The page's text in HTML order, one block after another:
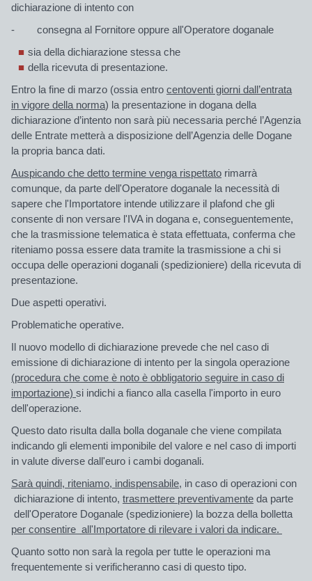
dichiarazione di intento con
- consegna al Fornitore oppure all'Operatore doganale
sia della dichiarazione stessa che
della ricevuta di presentazione.
Entro la fine di marzo (ossia entro centoventi giorni dall’entrata
in vigore della norma) la presentazione in dogana della
dichiarazione d’intento non sarà più necessaria perché l’Agenzia
delle Entrate metterà a disposizione dell’Agenzia delle Dogane
la propria banca dati.
Auspicando che detto termine venga rispettato rimarrà
comunque, da parte dell'Operatore doganale la necessità di
sapere che l'Importatore intende utilizzare il plafond che gli
consente di non versare l'IVA in dogana e, conseguentemente,
che la trasmissione telematica è stata effettuata, conferma che
riteniamo possa essere data tramite la trasmissione a chi si
occupa delle operazioni doganali (spedizioniere) della ricevuta di
presentazione.
Due aspetti operativi.
Problematiche operative.
Il nuovo modello di dichiarazione prevede che nel caso di
emissione di dichiarazione di intento per la singola operazione
(procedura che come è noto è obbligatorio seguire in caso di
importazione) si indichi a fianco alla casella l'importo in euro
dell'operazione.
Questo dato risulta dalla bolla doganale che viene compilata
indicando gli elementi imponibile del valore e nel caso di importi
in valute diverse dall'euro i cambi doganali.
Sarà quindi, riteniamo, indispensabile, in caso di operazioni con
dichiarazione di intento, trasmettere preventivamente da parte
dell'Operatore Doganale (spedizioniere) la bozza della bolletta
per consentire all'Importatore di rilevare i valori da indicare.
Quanto sotto non sarà la regola per tutte le operazioni ma
frequentemente si verificheranno casi di questo tipo.